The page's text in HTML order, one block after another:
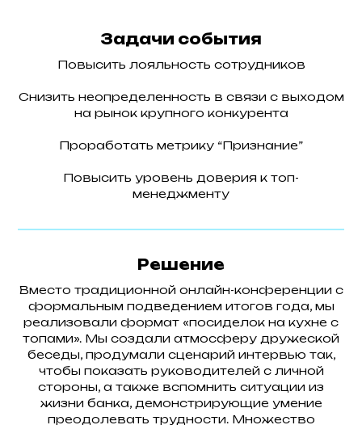
Задачи события
Повысить лояльность сотрудников
Снизить неопределенность в связи с выходом
на рынок крупного конкурента
Проработать метрику “Признание”
Повысить уровень доверия к топ-
менеджменту
Решение
Вместо традиционной онлайн-конференции с
формальным подведением итогов года, мы
реализовали формат «посиделок на кухне с
топами». Мы создали атмосферу дружеской
беседы, продумали сценарий интервью так,
чтобы показать руководителей с личной
стороны, а также вспомнить ситуации из
жизни банка, демонстрирующие умение
преодолевать трудности. Множество